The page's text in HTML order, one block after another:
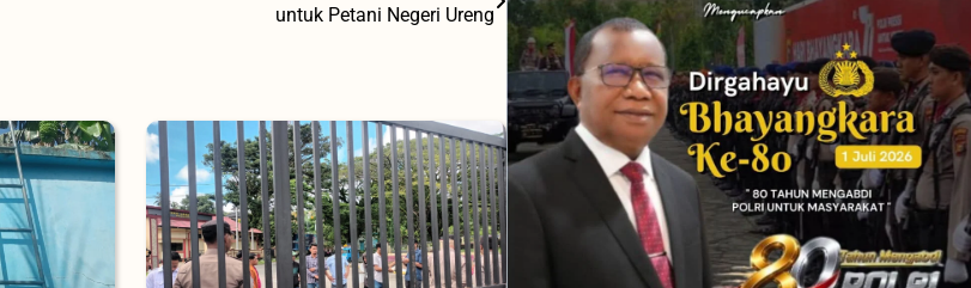
untuk Petani Negeri Ureng